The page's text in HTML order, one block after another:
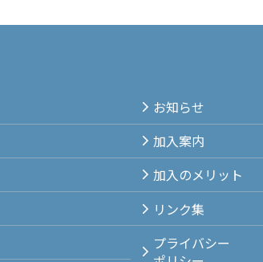
お知らせ
加入案内
加入のメリット
リンク集
プライバシー